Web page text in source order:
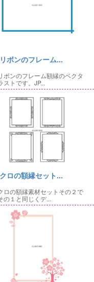
ボンのフレーム...
ボンのフレーム額縁のベクタ
ストです。JP...
ロの額縁セット...
ロの額縁素材セットその２で
の１と同じくデ...